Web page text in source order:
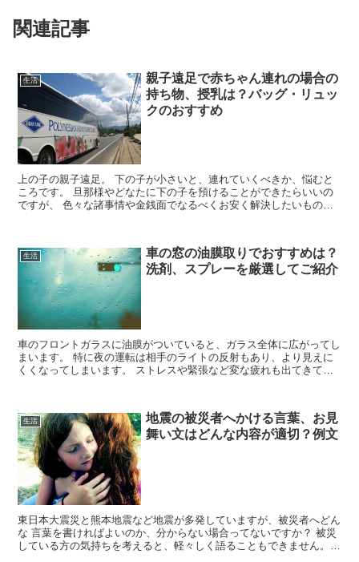
関連記事
生活
親子遠足で赤ちゃん連れの場合の
持ち物、授乳は？バッグ・リュッ
クのおすすめ
上の子の親子遠足。 下の子が小さいと、連れていくべきか、悩むと
ころです。 旦那様やどなたに下の子を預けることができたらいいの
ですが、 色々な諸事情や金銭面でなるべくお安く解決したいもの。
生活
車の窓の油膜取りでおすすめは？
洗剤、スプレーを厳選してご紹介
車のフロントガラスに油膜がついていると、ガラス全体に広がってし
まいます。 特に夜の運転は相手のライトの反射もあり、より見えに
くくなってしまいます。 ストレスや緊張など変な疲れも出てきてし
生活
地震の被災者へかける言葉、お見
舞い文はどんな内容が適切？例文
東日本大震災と熊本地震など地震が多発していますが、被災者へどん
な 言葉を書ければよいのか、分からない場合ってないですか？ 被災
している方の気持ちを考えると、軽々しく語ることもできません。